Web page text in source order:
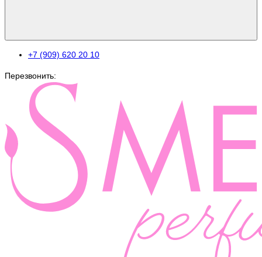
+7 (909) 620 20 10
Перезвонить: